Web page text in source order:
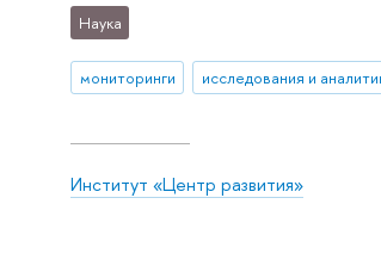
Наука
мониторинги исследования и
Институт «Центр развития»